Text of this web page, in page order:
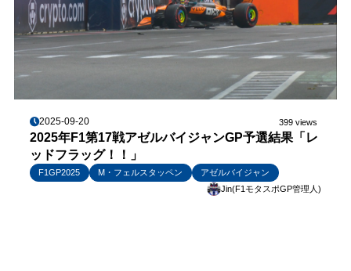
2025-09-20 399 views
2025年F1第17戦アゼルバイジャンGP予選結果「レ
ッドフラッグ！！」
F1GP2025 M・フェルスタッペン
アゼルバイジャン
Jin(F1モタスポGP管理人)